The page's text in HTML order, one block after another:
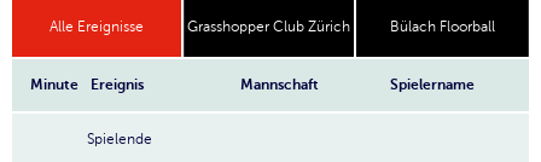
Alle Ereignisse Grasshopper Club Zürich Bülach Floorball
Minute Ereignis Mannschaft Spielername
Spielende